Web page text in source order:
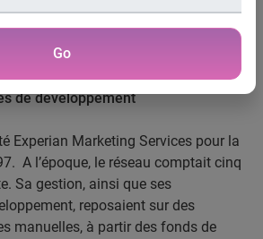
Go
le premier réseau de jardineries
de son réseau pour des
de développement
Experian Marketing Services pour la
A l’époque, le réseau comptait cinq
Sa gestion, ainsi que ses
reposaient sur des
manuelles, à partir des fonds de